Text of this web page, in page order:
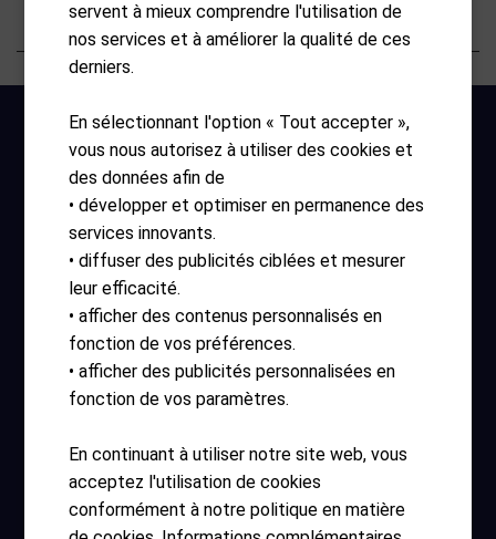
Description
Heures d'ouverture
lundi – dimanche 10:00 – 17:30
Liens utiles
AGB
Impressum
Connexion
servent à mieux comprendre l'utilisation de
nos services et à améliorer la qualité de ces
derniers.
En sélectionnant l'option « Tout accepter »,
vous nous autorisez à utiliser des cookies et
des données afin de
• développer et optimiser en permanence des
services innovants.
• diffuser des publicités ciblées et mesurer
leur efficacité.
• afficher des contenus personnalisés en
fonction de vos préférences.
• afficher des publicités personnalisées en
fonction de vos paramètres.
En continuant à utiliser notre site web, vous
acceptez l'utilisation de cookies
conformément à notre politique en matière